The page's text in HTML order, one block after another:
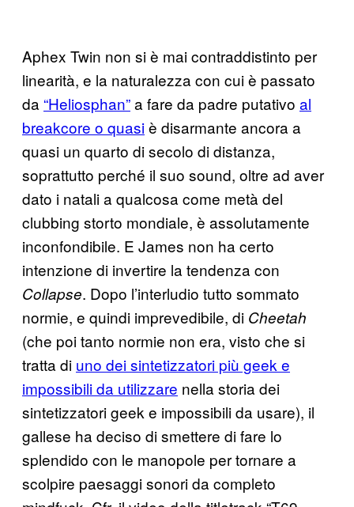
Aphex Twin non si è mai contraddistinto per
linearità, e la naturalezza con cui è passato
da “Heliosphan”a fare da padre putativo al
breakcore o quasiè disarmante ancora a
quasi un quarto di secolo di distanza,
soprattutto perché il suo sound, oltre ad aver
dato i natali a qualcosa come metà del
clubbing storto mondiale, è assolutamente
inconfondibile. E James non ha certo
intenzione di invertire la tendenza con
Collapse. Dopo l’interludio tutto sommato
normie, e quindi imprevedibile, di Cheetah
(che poi tanto normie non era, visto che si
tratta di uno dei sintetizzatori più geek e
impossibili da utilizzare nella storia dei
sintetizzatori geek e impossibili da usare), il
gallese ha deciso di smettere di fare lo
splendido con le manopole per tornare a
scolpire paesaggi sonori da completo